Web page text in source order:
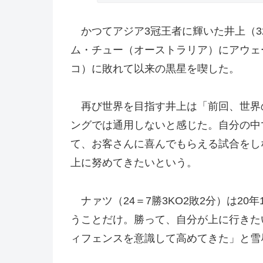
かつてアジア3冠王者に輝いた井上（
ム・チュー（オーストラリア）にアウ
コ）に敗れて以来の黒星を喫した。
再び世界を目指す井上は「前回、世
ングでは通用しないと感じた。自分の
て、お客さんに喜んでもらえる試合を
上に努めてきたいという。
ナァツ（24＝7勝3KO2敗2分）は20年
うことだけ。勝って、自分が上に行き
ィフェンスを意識して高めてきた」と